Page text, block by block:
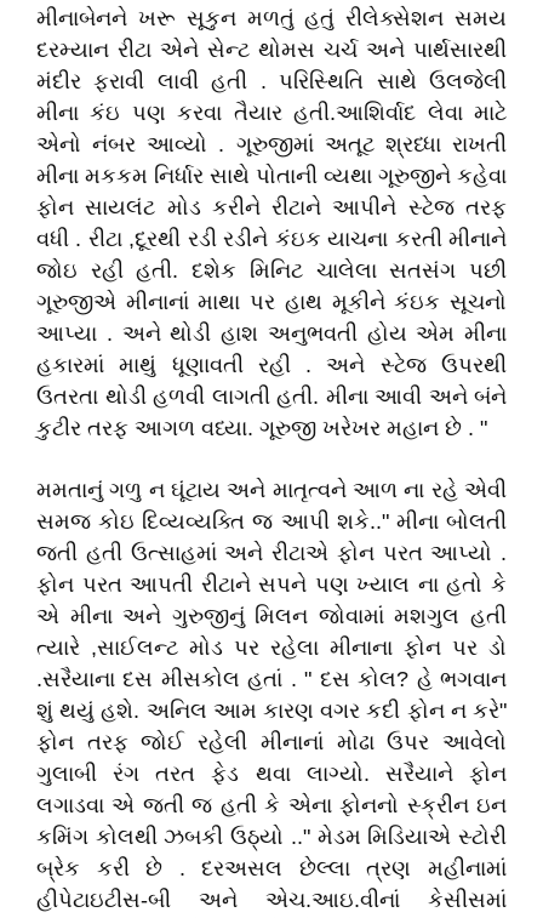
મીનાબેનને ખરૂ સૂકુન મળતું હતું રીલેક્સેશન સમય
દરમ્યાન રીટા એને સેન્ટ થોમસ ચર્ચ અને પાર્થસારથી
મંદીર ફરાવી લાવી હતી . પરિસ્થિતિ સાથે ઉલજેલી
મીના કંઇ પણ કરવા તૈયાર હતી.આશિર્વાદ લેવા માટે
એનો નંબર આવ્યો . ગૂરુજીમાં અતૂટ શ્રધ્ધા રાખતી
મીના મકકમ નિર્ધાર સાથે પોતાની વ્યથા ગૂરુજીને કહેવા
ફોન સાયલંટ મોડ કરીને રીટાને આપીને સ્ટેજ તરફ
વધી . રીટા ,દૂરથી રડી રડીને કંઇક યાચના કરતી મીનાને
જોઇ રહી હતી. દશેક મિનિટ ચાલેલા સતસંગ પછી
ગૂરુજીએ મીનાનાં માથા પર હાથ મૂકીને કંઇક સૂચનો
આપ્યા . અને થોડી હાશ અનુભવતી હોય એમ મીના
હકારમાં માથું ધૂણાવતી રહી . અને સ્ટેજ ઉપરથી
ઉતરતા થોડી હળવી લાગતી હતી. મીના આવી અને બંને
કુટીર તરફ આગળ વધ્યા. ગૂરુજી ખરેખર મહાન છે . "
મમતાનું ગળુ ન ઘૂંટાય અને માતૃત્વને આળ ના રહે એવી
સમજ કોઇ દિવ્યવ્યક્તિ જ આપી શકે.." મીના બોલતી
જતી હતી ઉત્સાહમાં અને રીટાએ ફોન પરત આપ્યો .
ફોન પરત આપતી રીટાને સપને પણ ખ્યાલ ના હતો કે
એ મીના અને ગુરુજીનું મિલન જોવામાં મશગુલ હતી
ત્યારે ,સાઈલન્ટ મોડ પર રહેલા મીનાના ફોન પર ડો
.સરૈયાના દસ મીસકોલ હતાં . " દસ કોલ? હે ભગવાન
શું થયું હશે. અનિલ આમ કારણ વગર કદી ફોન ન કરે"
ફોન તરફ જોઈ રહેલી મીનાનાં મોઢા ઉપર આવેલો
ગુલાબી રંગ તરત ફેડ થવા લાગ્યો. સરૈયાને ફોન
લગાડવા એ જતી જ હતી કે એના ફોનનો સ્ક્રીન ઇન
કમિંગ કોલથી ઝબકી ઉઠ્યો .." મેડમ મિડિયાએ સ્ટોરી
બ્રેક કરી છે . દરઅસલ છેલ્લા ત્રણ મહીનામાં
હીપેટાઇટીસ-બી અને એચ.આઇ.વીનાં કેસીસમાં